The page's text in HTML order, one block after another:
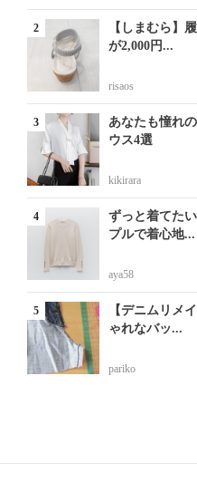
【しまむら】
が2,000円...
risaos
あなたも憧れ
ウス4選
kikirara
ずっと着てた
プルで着心地...
aya58
【デニムリメ
ゃれなバッ...
pariko